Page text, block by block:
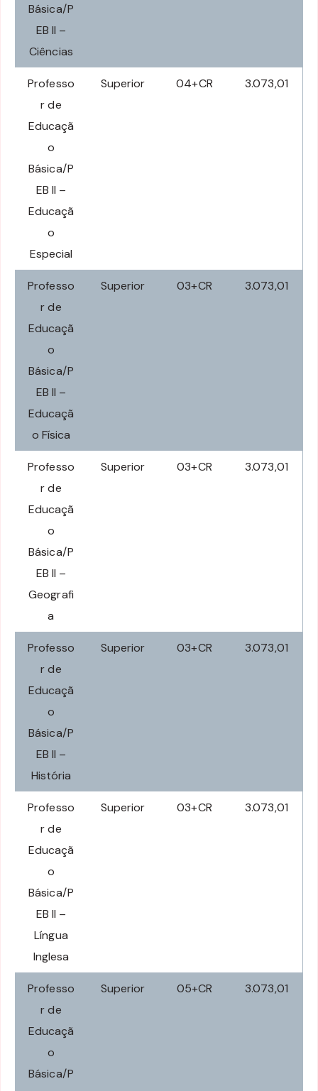
Básica/P
EB II –
Ciências
Professo
r de
Educaçã
o
Básica/P
EB II –
Educaçã
o
Especial
Superior 04+CR 3.073,01
Professo
r de
Educaçã
o
Básica/P
EB II –
Educaçã
o Física
Superior 03+CR 3.073,01
Professo
r de
Educaçã
o
Básica/P
EB II –
Geografi
a
Superior 03+CR 3.073,01
Professo
r de
Educaçã
o
Básica/P
EB II –
História
Superior 03+CR 3.073,01
Professo
r de
Educaçã
o
Básica/P
EB II –
Língua
Inglesa
Superior 03+CR 3.073,01
Professo
r de
Educaçã
o
Básica/P
Superior 05+CR 3.073,01